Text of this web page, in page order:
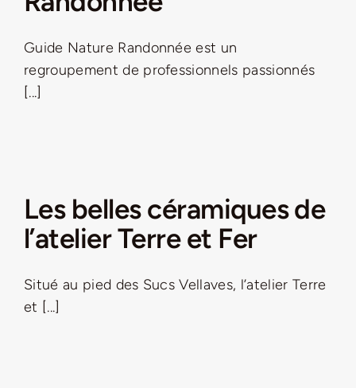
Guide Nature Randonnée est un
regroupement de professionnels passionnés
[...]
Les belles céramiques de
l’atelier Terre et Fer
Situé au pied des Sucs Vellaves, l’atelier Terre
et [...]